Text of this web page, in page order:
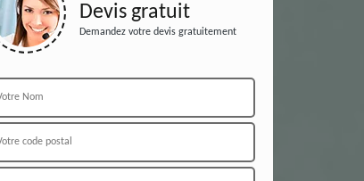
Devis gratuit
Demandez votre devis gratuitement